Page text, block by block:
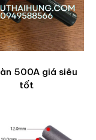
500A giá siêu
tốt